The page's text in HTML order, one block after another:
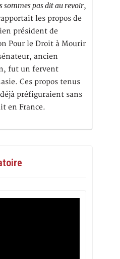
sommes pas dit au revoir,
les propos de
président de
Pour le Droit à Mourir
ancien
fut un fervent
Ces propos tenus
préfiguraient sans
en France.